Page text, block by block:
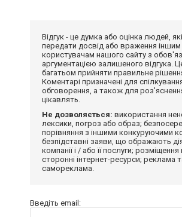
Відгук - це думка або оцінка людей,
передати досвід або враження іншим
користувачам нашого сайту з
аргументацією залишеного відгука.
багатьом прийняти правильне
Коментарі призначені для
обговорення, а також для
цікавлять.
Не дозволяється: використання
лексики, погроз або образ;
порівняння з іншими конкуруючими
безпідставні заяви, що ображають
компанії і / або її послуги;
сторонні інтернет-ресурси; реклама
самореклама.
Введіть email: